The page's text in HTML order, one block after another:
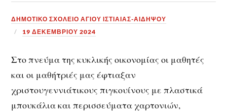
ΔΗΜΟΤΙΚΟ ΣΧΟΛΕΙΟ ΑΓΙΟΥ ΙΣΤΙΑΙΑΣ-ΑΙΔΗΨΟΥ
19 ΔΕΚΕΜΒΡΊΟΥ 2024
Στο πνεύμα της κυκλικής οικονομίας οι μαθητές
και οι μαθήτριές μας έφτιαξαν
χριστουγεννιάτικους πιγκουίνους με πλαστικά
μπουκάλια και περισσεύματα χαρτονιών,